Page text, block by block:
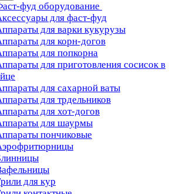
фуд оборудование
для фаст-фуд
для варки кукурузы
для корн-догов
для попкорна
для приготовления сосисок в
для сахарной ваты
для трдельников
для хот-догов
для шаурмы
пончиковые
для кур